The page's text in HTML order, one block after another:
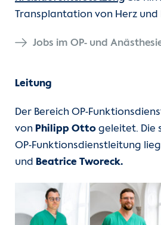
Transplantation von Herz und
Jobs im OP- und
Leitung
Der Bereich OP-
von Philipp Otto geleitet. Die
OP-Funktionsdienstleitung
und Beatrice Tworeck.